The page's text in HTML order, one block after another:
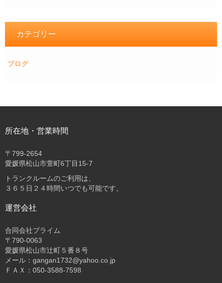
カテゴリー
ブログ
所在地・営業時間
〒 799-2654
愛媛県松山市萱町6丁目15-7
トランクルームのご利用は、
３６５日２４時間いつでも可能です。
運営会社
合同会社プライム
〒 790-0063
愛媛県松山市辻町５番８号
メール：gangan1732@yahoo.co.jp
ＦＡＸ：050-3588-7598